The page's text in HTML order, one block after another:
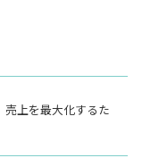
上を最大化するた